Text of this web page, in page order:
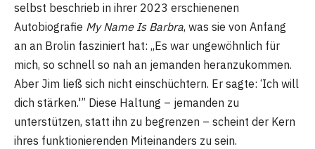
selbst beschrieb in ihrer 2023 erschienenen
Autobiografie My Name Is Barbra, was sie von Anfang
an an Brolin fasziniert hat: „Es war ungewöhnlich für
mich, so schnell so nah an jemanden heranzukommen.
Aber Jim ließ sich nicht einschüchtern. Er sagte: ‘Ich will
dich stärken.'” Diese Haltung – jemanden zu
unterstützen, statt ihn zu begrenzen – scheint der Kern
ihres funktionierenden Miteinanders zu sein.